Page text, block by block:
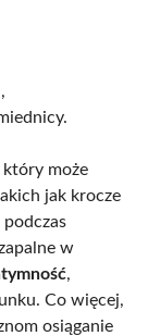
który może
jak krocze
w
,
Co więcej,
osiąganie